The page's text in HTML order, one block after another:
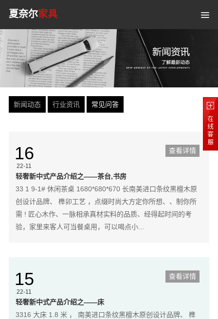
夏奈尔家具
新闻动态 行业资讯 常见问答
查看详情
16
22-11
轻奢新中式产品介绍之——茶台,书房
33 1 9-1# 休闲茶桌 1680*680*670 长南美进口条纹黑檀木原
创设计品牌、 榫卯工艺 ，点缀时尚大方定你所想、、制你所
需 ! 匠心木作、一脉相承真材实料的品质、经得起时间的考
验，家里来客人可当餐桌用，可以喝点小...
查看详情
15
22-11
轻奢新中式产品介绍之——床
3316 大床 1.8 米 ， 南美进口条纹黑檀木原创设计品牌、 榫